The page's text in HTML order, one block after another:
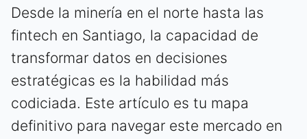
Desde la minería en el norte hasta las
fintech en Santiago, la capacidad de
transformar datos en decisiones
estratégicas es la habilidad más
codiciada. Este artículo es tu mapa
definitivo para navegar este mercado en